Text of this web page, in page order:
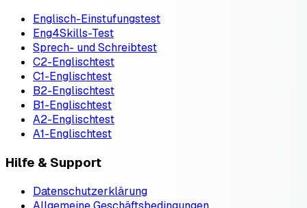
Englisch-Einstufungstest
Eng4Skills-Test
Sprech- und Schreibtest
C2-Englischtest
C1-Englischtest
B2-Englischtest
B1-Englischtest
A2-Englischtest
A1-Englischtest
Hilfe & Support
Datenschutzerklärung